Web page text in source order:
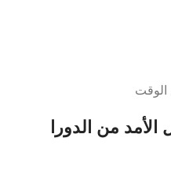
الوقت
من الدورا